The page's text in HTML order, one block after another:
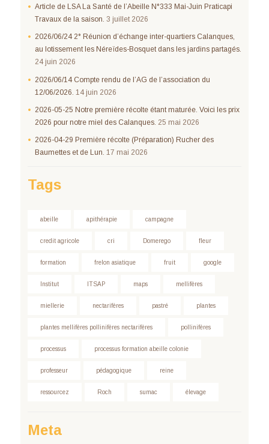
Article de LSA La Santé de l’Abeille N°333 Mai-Juin Praticapi
Travaux de la saison. 3 juillet 2026
2026/06/24 2° Réunion d’échange inter-quartiers Calanques,
au lotissement les Néreïdes-Bosquet dans les jardins partagés.
24 juin 2026
2026/06/14 Compte rendu de l’AG de l’association du
12/06/2026. 14 juin 2026
2026-05-25 Notre première récolte étant maturée. Voici les prix
2026 pour notre miel des Calanques. 25 mai 2026
2026-04-29 Première récolte (Préparation) Rucher des
Baumettes et de Lun. 17 mai 2026
Tags
abeille apithérapie campagne
credit agricole cri Domerego fleur
formation frelon asiatique fruit google
Institut ITSAP maps mellifères
miellerie nectarifères pastré plantes
plantes mellifères pollinifères nectarifères pollinifères
processus processus formation abeille colonie
professeur pédagogique reine
ressourcez Roch sumac élevage
Meta